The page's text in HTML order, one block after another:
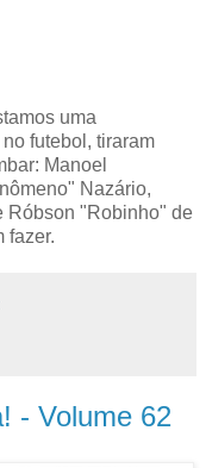
uma
futebol, tiraram
Manoel
Nazário,
Róbson "Robinho" de
fazer.
- Volume 62